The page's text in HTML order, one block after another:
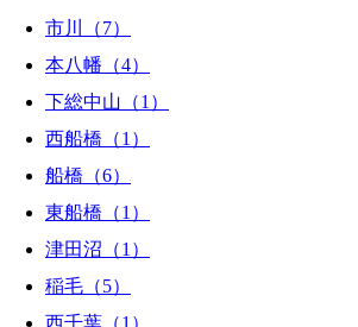
市川（7）
本八幡（4）
下総中山（1）
西船橋（1）
船橋（6）
東船橋（1）
津田沼（1）
稲毛（5）